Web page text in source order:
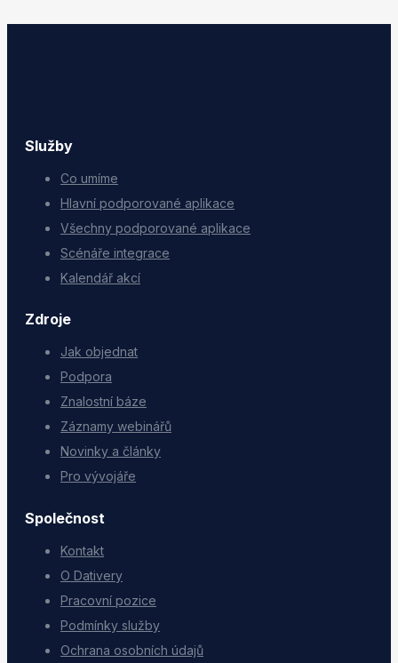
Služby
Co umíme
Hlavní podporované aplikace
Všechny podporované aplikace
Scénáře integrace
Kalendář akcí
Zdroje
Jak objednat
Podpora
Znalostní báze
Záznamy webinářů
Novinky a články
Pro vývojáře
Společnost
Kontakt
O Dativery
Pracovní pozice
Podmínky služby
Ochrana osobních údajů